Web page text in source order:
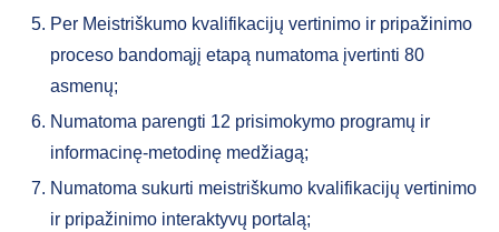
Per Meistriškumo kvalifikacijų vertinimo ir pripažinimo
proceso bandomąjį etapą numatoma įvertinti 80
asmenų;
Numatoma parengti 12 prisimokymo programų ir
informacinę-metodinę medžiagą;
Numatoma sukurti meistriškumo kvalifikacijų vertinimo
ir pripažinimo interaktyvų portalą;